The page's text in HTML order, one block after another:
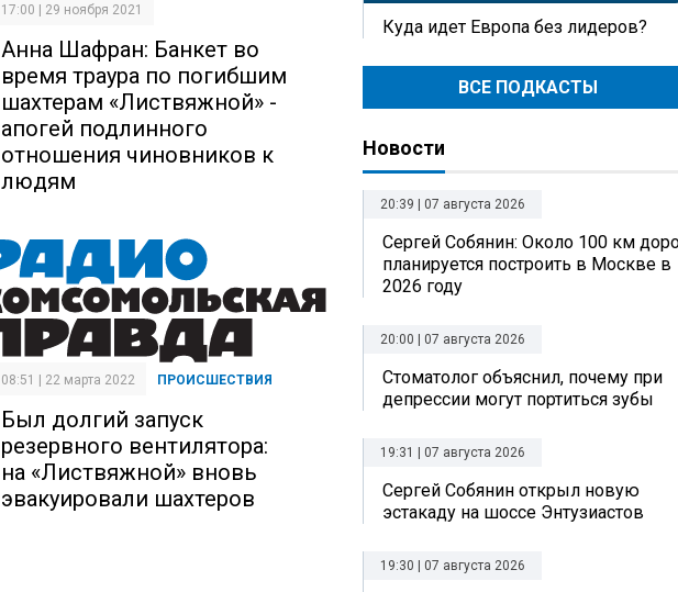
17:00 | 29 ноября 2021
Анна Шафран: Банкет во
время траура по погибшим
шахтерам «Листвяжной» -
апогей подлинного
отношения чиновников к
людям
08:51 | 22 марта 2022 ПРОИСШЕСТВИЯ
Был долгий запуск
резервного вентилятора:
на «Листвяжной» вновь
эвакуировали шахтеров
Куда идет Европа без лидеров?
ВСЕ ПОДКАСТЫ
Новости
20:39 | 07 августа 2026
Сергей Собянин: Около 100 км
планируется построить в Москве в
2026 году
20:00 | 07 августа 2026
Стоматолог объяснил, почему при
депрессии могут портиться зубы
19:31 | 07 августа 2026
Сергей Собянин открыл новую
эстакаду на шоссе Энтузиастов
19:30 | 07 августа 2026